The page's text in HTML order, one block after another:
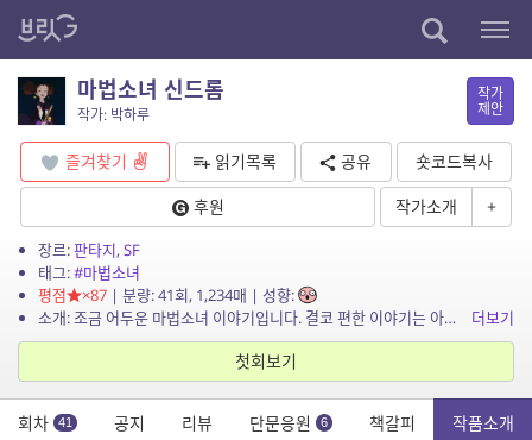
마법소녀 신드롬
작가: 박하루
작가
제안
즐겨찾기 읽기목록 공유
숏코드복사
후원
작가소개 +
장르:판타지,SF
태그:#마법소녀
평점
×87| 분량: 41회, 1,234매 | 성향:
소개: 조금 어두운 마법소녀 이야기입니다. 결코 편한 이야기는 아닐 거예요. 어느날 갑자기 소녀들이 마법소녀로 선택되기 시작해요. 그리고 적들과 싸우게 되죠. 하지만 이곳은 현대 대한민국...
더보기
첫회보기
회차 41 공지 리뷰 단문응원 6 책갈피 작품소개